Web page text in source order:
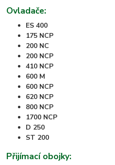
Ovladače:
ES 400
175 NCP
200 NC
200 NCP
410 NCP
600 M
600 NCP
620 NCP
800 NCP
1700 NCP
D 250
ST 200
Přijímací obojky: